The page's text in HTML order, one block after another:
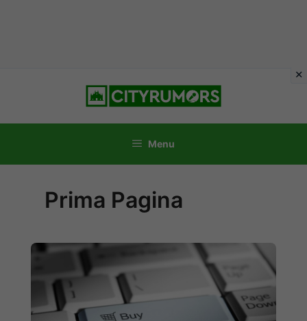
Menu
Prima Pagina